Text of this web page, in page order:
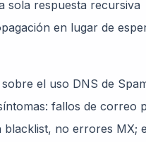
sola respuesta recursiva
en lugar de
el uso DNS de
fallos de correo
blacklist, no errores MX;